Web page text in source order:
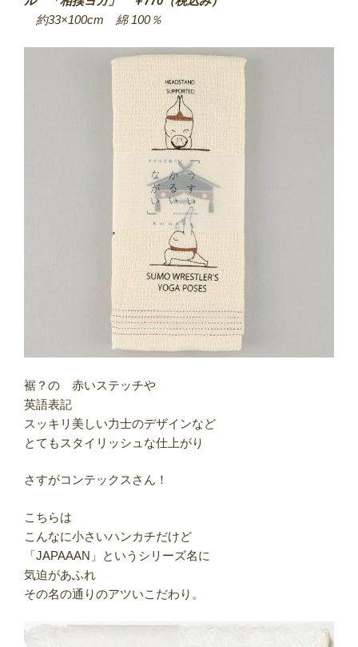
約33×100cm 綿 100％
裾？の 赤いステッチや
英語表記
スッキリ美しい力士のデザインなど
とてもスタイリッシュな仕上がり
さすがコンテックスさん！
こちらは
こんなに小さいハンカチだけど
「JAPAAAN」というシリーズ名に
気迫があふれ
その名の通りのアツいこだわり。